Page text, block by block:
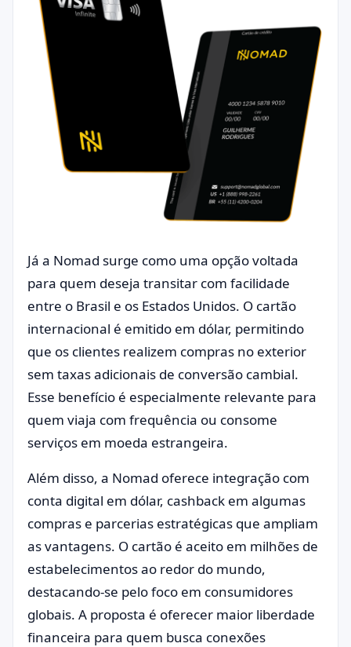
Já a Nomad surge como uma opção voltada
para quem deseja transitar com facilidade
entre o Brasil e os Estados Unidos. O cartão
internacional é emitido em dólar, permitindo
que os clientes realizem compras no exterior
sem taxas adicionais de conversão cambial.
Esse benefício é especialmente relevante para
quem viaja com frequência ou consome
serviços em moeda estrangeira.
Além disso, a Nomad oferece integração com
conta digital em dólar, cashback em algumas
compras e parcerias estratégicas que ampliam
as vantagens. O cartão é aceito em milhões de
estabelecimentos ao redor do mundo,
destacando-se pelo foco em consumidores
globais. A proposta é oferecer maior liberdade
financeira para quem busca conexões